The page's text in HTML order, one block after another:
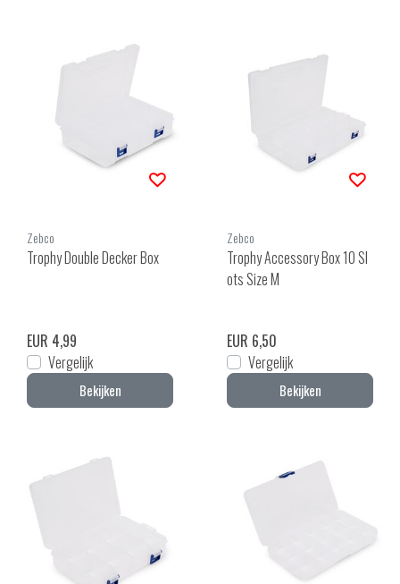
Zebco
Trophy Double Decker Box
EUR 4,99
Vergelijk
Bekijken
Zebco
Trophy Accessory Box 10 Sl
ots Size M
EUR 6,50
Vergelijk
Bekijken